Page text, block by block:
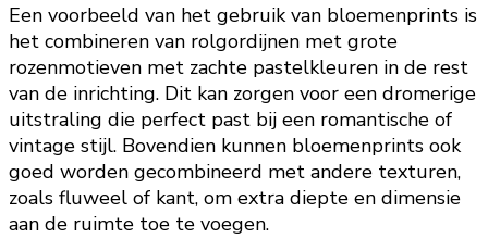
Een voorbeeld van het gebruik van bloemenprints is
het combineren van rolgordijnen met grote
rozenmotieven met zachte pastelkleuren in de rest
van de inrichting. Dit kan zorgen voor een dromerige
uitstraling die perfect past bij een romantische of
vintage stijl. Bovendien kunnen bloemenprints ook
goed worden gecombineerd met andere texturen,
zoals fluweel of kant, om extra diepte en dimensie
aan de ruimte toe te voegen.